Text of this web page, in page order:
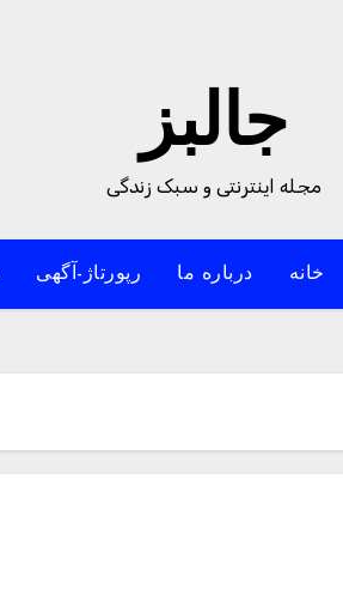
جالبز
مجله اینترنتی و سبک زندگی
خانه درباره ما رپورتاژ-آگهی